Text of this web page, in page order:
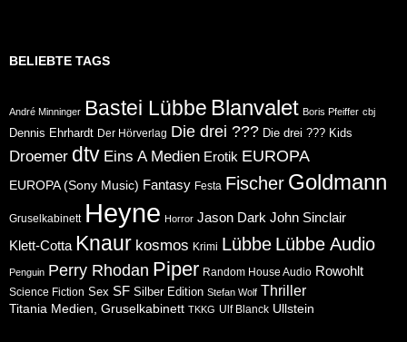
BELIEBTE TAGS
André Minninger Bastei Lübbe Blanvalet Boris Pfeiffer cbj
Dennis Ehrhardt Der Hörverlag Die drei ??? Die drei ??? Kids
Droemer dtv Eins A Medien Erotik EUROPA
EUROPA (Sony Music) Fantasy Festa Fischer Goldmann
Gruselkabinett Heyne Horror Jason Dark John Sinclair
Klett-Cotta Knaur kosmos Krimi Lübbe Lübbe Audio
Penguin Perry Rhodan Piper Random House Audio Rowohlt
Science Fiction Sex SF Silber Edition Stefan Wolf Thriller
Titania Medien, Gruselkabinett TKKG Ulf Blanck Ullstein